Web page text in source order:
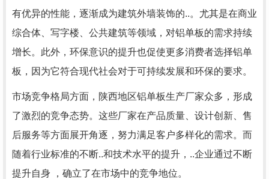
有优异的性能，逐渐成为建筑外墙装饰的..。尤其是在商业
综合体、写字楼、公共建筑等领域，对铝单板的需求持续
增长。此外，环保意识的提升也促使更多消费者选择铝单
板，因为它符合现代社会对于可持续发展和环保的要求。
市场竞争格局方面，陕西地区铝单板生产厂家众多，形成
了激烈的竞争态势。这些厂家在产品质量、设计创新、售
后服务等方面展开角逐，努力满足客户多样化的需求。而
随着行业标准的不断..和技术水平的提升，..企业通过不断
提升自身 ，确立了在市场中的竞争地位。